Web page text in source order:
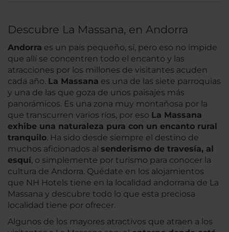
Descubre La Massana, en Andorra
Andorra es un país pequeño, sí, pero eso no impide
que allí se concentren todo el encanto y las
atracciones por los millones de visitantes acuden
cada año. La Massana es una de las siete parroquias
y una de las que goza de unos paisajes más
panorámicos. Es una zona muy montañosa por la
que transcurren varios ríos, por eso La Massana
exhibe una naturaleza pura con un encanto rural
tranquilo. Ha sido desde siempre el destino de
muchos aficionados al senderismo de travesía, al
esquí, o simplemente por turismo para conocer la
cultura de Andorra. Quédate en los alojamientos
que NH Hotels tiene en la localidad andorrana de La
Massana y descubre todo lo que esta preciosa
localidad tiene por ofrecer.
Algunos de los mayores atractivos que atraen a los